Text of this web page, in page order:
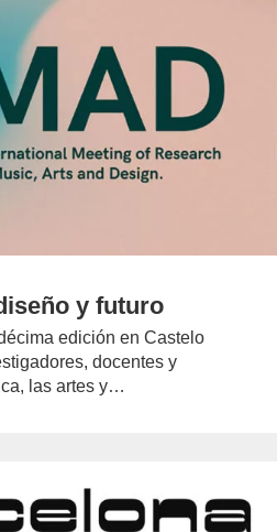
y futuro
edición en Castelo
docentes y
las artes y…